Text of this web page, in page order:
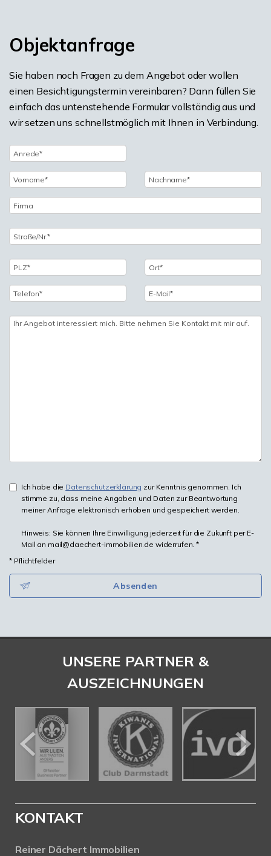
Objektanfrage
Sie haben noch Fragen zu dem Angebot oder wollen
einen Besichtigungstermin vereinbaren? Dann füllen Sie
einfach das untenstehende Formular vollständig aus und
wir setzen uns schnellstmöglich mit Ihnen in Verbindung.
Ich habe die Datenschutzerklärung zur Kenntnis genommen. Ich
stimme zu, dass meine Angaben und Daten zur Beantwortung
meiner Anfrage elektronisch erhoben und gespeichert werden.
Hinweis: Sie können Ihre Einwilligung jederzeit für die Zukunft per E-
Mail an mail@daechert-immobilien.de widerrufen. *
* Pflichtfelder
Absenden
UNSERE PARTNER &
AUSZEICHNUNGEN
KONTAKT
Reiner Dächert Immobilien